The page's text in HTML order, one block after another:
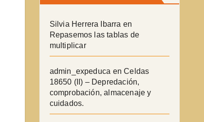
Silvia Herrera Ibarra en
Repasemos las tablas de
multiplicar
admin_expeduca enCeldas
18650 (II) – Depredación,
comprobación, almacenaje y
cuidados.